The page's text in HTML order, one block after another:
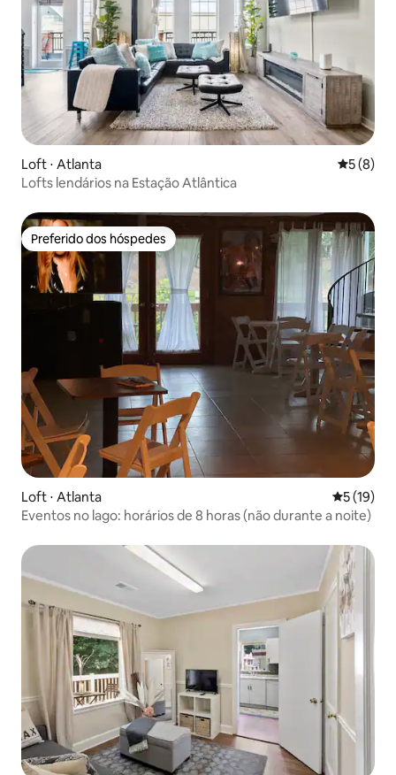
Loft ⋅ Atlanta 5 de
5 (8)
Lofts lendários na Estação Atlântica
Preferido dos hóspedes
Preferido dos hóspedes
Loft ⋅ Atlanta 5 de uma
5 (19)
Eventos no lago: horários de 8 horas (não durante a noite)